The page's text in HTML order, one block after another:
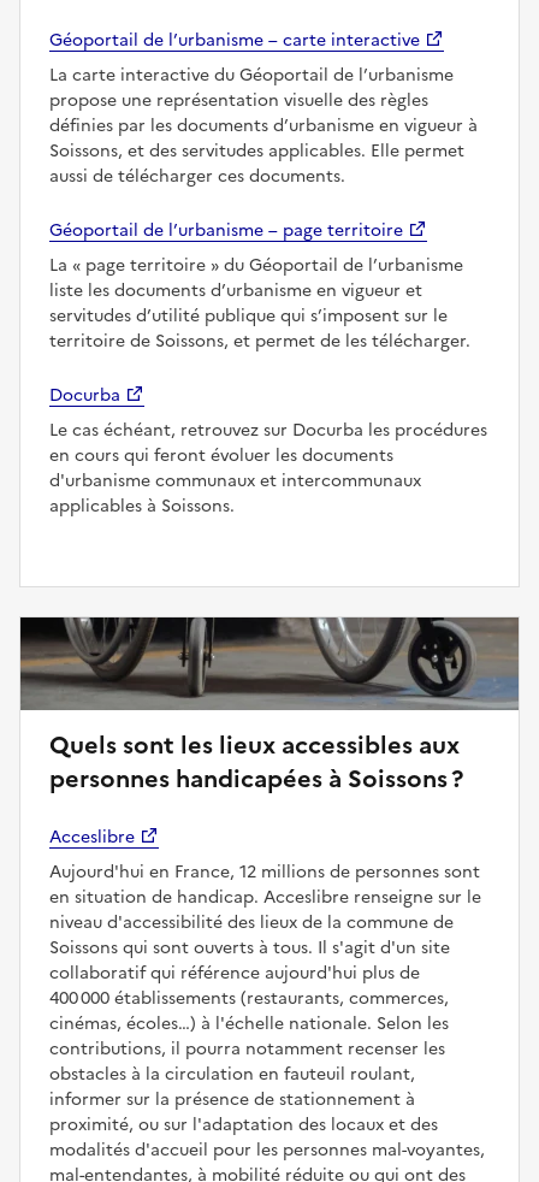
Géoportail de l’urbanisme – carte interactive
La carte interactive du Géoportail de l’urbanisme
propose une représentation visuelle des règles
définies par les documents d’urbanisme en vigueur à
Soissons, et des servitudes applicables. Elle permet
aussi de télécharger ces documents.
Géoportail de l’urbanisme – page territoire
La
page territoire
du Géoportail de l’urbanisme
liste les documents d’urbanisme en vigueur et
servitudes d’utilité publique qui s’imposent sur le
territoire de Soissons, et permet de les télécharger.
Docurba
Le cas échéant, retrouvez sur Docurba les procédures
en cours qui feront évoluer les documents
d'urbanisme communaux et intercommunaux
applicables à Soissons.
Quels sont les lieux accessibles aux
personnes handicapées à Soissons ?
Acceslibre
Aujourd'hui en France, 12 millions de personnes sont
en situation de handicap. Acceslibre renseigne sur le
niveau d'accessibilité des lieux de la commune de
Soissons qui sont ouverts à tous. Il s'agit d'un site
collaboratif qui référence aujourd'hui plus de
400 000 établissements (restaurants, commerces,
cinémas, écoles…) à l'échelle nationale. Selon les
contributions, il pourra notamment recenser les
obstacles à la circulation en fauteuil roulant,
informer sur la présence de stationnement à
proximité, ou sur l'adaptation des locaux et des
modalités d'accueil pour les personnes mal-voyantes,
mal-entendantes, à mobilité réduite ou qui ont des